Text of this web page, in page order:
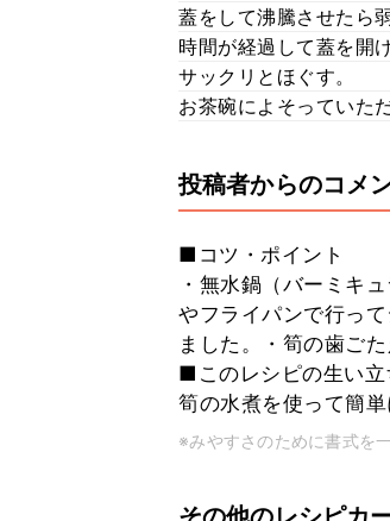
蓋をして沸騰させたら
時間が経過して蓋を開
サックリとほぐす。
お茶碗によそっていた
投稿者からのコメ
■コツ・ポイント
・無水鍋（バーミキ
やフライパンで行っ
ました。・筍の歯ご
■このレシピの生い立
筍の水煮を使って簡
※みやすさのために書式を